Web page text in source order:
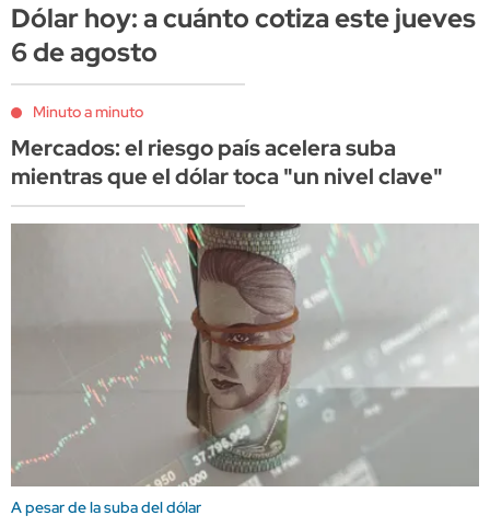
Dólar hoy: a cuánto cotiza este jueves
6 de agosto
Minuto a minuto
Mercados: el riesgo país acelera suba
mientras que el dólar toca "un nivel clave"
A pesar de la suba del dólar